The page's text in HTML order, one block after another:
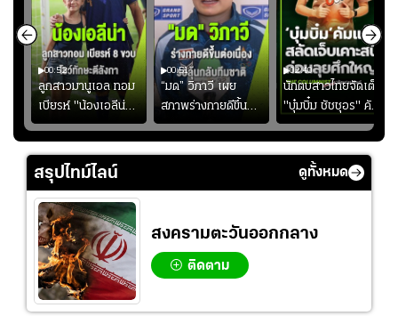
00:52
ลูกสาวมานูเอล ทอม
เบียรห์ "น้องเอลีน่า"
วัย 8 ขวบ โชว์ตี
ลังกาสุดพริ้ว
00:51
“มด” วิภาวี เผย
สภาพร่างกายดีขึ้น
อย่างต่อเนื่อง พร้อม
พยายามลงสนามให้
02:40
นักตบสาวไทยจัดเต็ม
"บุ๋มบิ๋ม ชัชชุอร" คัม
แบ็ก ศึก" SEA V
CUP 2026" เลก
สอง!!
สรุปไทม์ไลน์ ดูทั้งหมด
สงครามตะวันออกกลาง
ติดตาม